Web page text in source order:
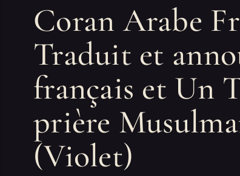
Coran Arabe
Traduit et
français et Un
prière
(Violet)